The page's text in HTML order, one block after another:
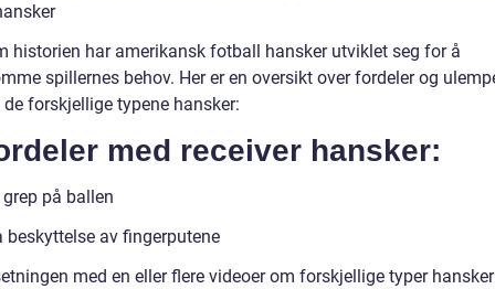
historien har amerikansk fotball hansker utviklet seg for å
spillernes behov. Her er en oversikt over fordeler og
forskjellige typene hansker:
med receiver hansker:
på ballen
beskyttelse av fingerputene
med en eller flere videoer om forskjellige typer